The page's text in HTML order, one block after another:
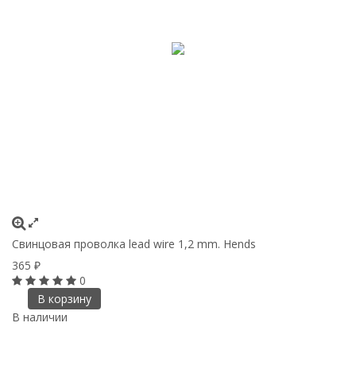
Свинцовая проволка lead wire 1,2 mm. Hends
365 ₽
0
В корзину
В наличии